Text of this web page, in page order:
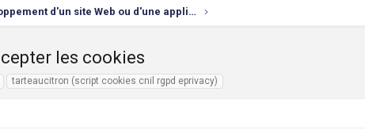
Développement d'un site Web ou d'une appli mobile
les cookies
tarteaucitron (script cookies cnil rgpd eprivacy)